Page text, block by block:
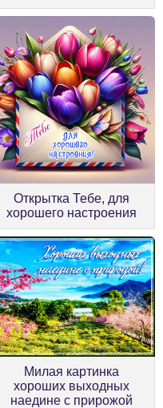
Открытка Тебе, для
хорошего настроения
Милая картинка
хороших выходных
наедине с прирожой